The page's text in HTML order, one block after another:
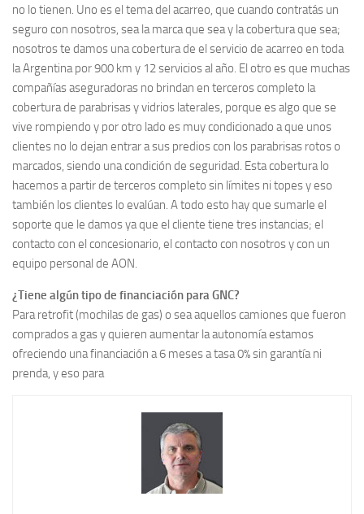
no lo tienen. Uno es el tema del acarreo, que cuando contratás un
seguro con nosotros, sea la marca que sea y la cobertura que sea;
nosotros te damos una cobertura de el servicio de acarreo en toda
la Argentina por 900 km y 12 servicios al año. El otro es que muchas
compañías aseguradoras no brindan en terceros completo la
cobertura de parabrisas y vidrios laterales, porque es algo que se
vive rompiendo y por otro lado es muy condicionado a que unos
clientes no lo dejan entrar a sus predios con los parabrisas rotos o
marcados, siendo una condición de seguridad. Esta cobertura lo
hacemos a partir de terceros completo sin límites ni topes y eso
también los clientes lo evalúan. A todo esto hay que sumarle el
soporte que le damos ya que el cliente tiene tres instancias; el
contacto con el concesionario, el contacto con nosotros y con un
equipo personal de AON.
¿Tiene algún tipo de financiación para GNC?
Para retrofit (mochilas de gas) o sea aquellos camiones que fueron
comprados a gas y quieren aumentar la autonomía estamos
ofreciendo una financiación a 6 meses a tasa 0% sin garantía ni
prenda, y eso para